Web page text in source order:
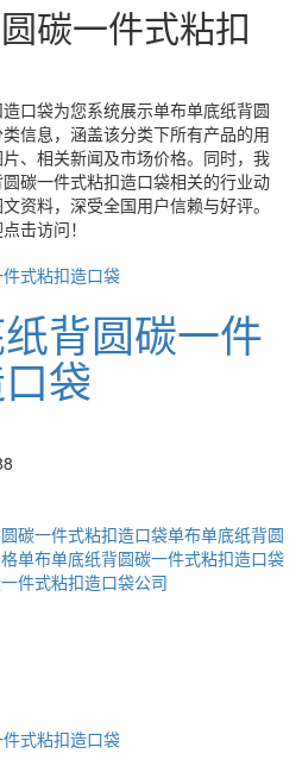
碳一件式粘扣
口袋为您系统展示单布单底纸背圆
信息，涵盖该分类下所有产品的用
、相关新闻及市场价格。同时，我
碳一件式粘扣造口袋相关的行业动
资料，深受全国用户信赖与好评。
击访问！
背圆碳一件
袋
碳一件式粘扣造口袋单布单底纸背圆
单布单底纸背圆碳一件式粘扣造口袋
件式粘扣造口袋公司